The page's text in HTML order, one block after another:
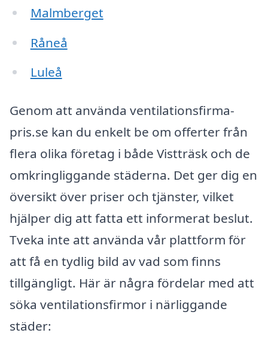
Malmberget
Råneå
Luleå
Genom att använda ventilationsfirma-
pris.se kan du enkelt be om offerter från
flera olika företag i både Vistträsk och de
omkringliggande städerna. Det ger dig en
översikt över priser och tjänster, vilket
hjälper dig att fatta ett informerat beslut.
Tveka inte att använda vår plattform för
att få en tydlig bild av vad som finns
tillgängligt. Här är några fördelar med att
söka ventilationsfirmor i närliggande
städer: